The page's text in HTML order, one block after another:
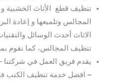
تنظيف قطع الأثاث الخشبية و
المجالس وتلميعها و إعادة
الاثاث أحدث الوسائل
تنظيف المجالس، كما نقوم
يقدم فريق العمل في شركتنا
–افضل خدمة تنظيف الكنب في